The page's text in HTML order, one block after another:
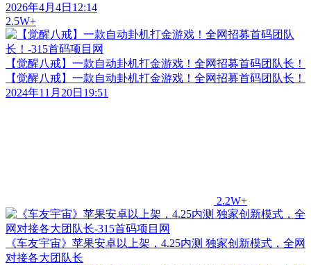
2026年4月4日12:14
2.5W+
【觉醒八戒】一款自动卦机打金游戏！全网招募首码团队长！
【觉醒八戒】一款自动卦机打金游戏！全网招募首码团队长！
2024年11月20日19:51
2.2W+
《车友宇宙》苹果安卓以上架，4.25内测 独家创新模式，全网
对接各大团队长